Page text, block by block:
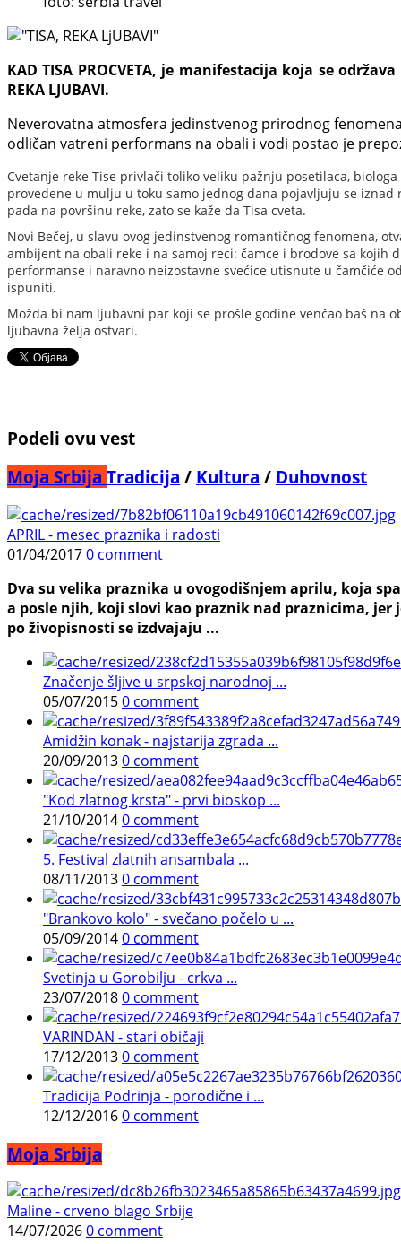
KAD TISA PROCVETA, je manifestacija koja se
REKA LJUBAVI.
Neverovatna atmosfera jedinstvenog prirodnog
odličan vatreni performans na obali i vodi postao je
Cvetanje reke Tise privlači toliko veliku pažnju posetilaca,
provedene u mulju u toku samo jednog dana pojavljuju se iznad
pada na površinu reke, zato se kaže da Tisa cveta.
Novi Bečej, u slavu ovog jedinstvenog romantičnog fenomena,
ambijent na obali reke i na samoj reci: čamce i brodove sa
performanse i naravno neizostavne svećice utisnute u čamčiće
ispuniti.
Možda bi nam ljubavni par koji se prošle godine venčao baš na
ljubavna želja ostvari.
Podeli ovu vest
Moja Srbija Tradicija / Kultura / Duhovnost
APRIL - mesec praznika i radosti
01/04/20170 comment
Dva su velika praznika u ovogodišnjem aprilu, koja
a posle njih, koji slovi kao praznik nad praznicima, jer
po živopisnosti se izdvajaju ...
Značenje šljive u srpskoj narodnoj ...
05/07/20150 comment
Amidžin konak - najstarija zgrada ...
20/09/20130 comment
"Kod zlatnog krsta" - prvi bioskop ...
21/10/20140 comment
5. Festival zlatnih ansambala ...
08/11/20130 comment
"Brankovo kolo" - svečano počelo u ...
05/09/20140 comment
Svetinja u Gorobilju - crkva ...
23/07/20180 comment
VARINDAN - stari običaji
17/12/20130 comment
Tradicija Podrinja - porodične i ...
12/12/20160 comment
Moja Srbija
Maline - crveno blago Srbije
14/07/20260 comment